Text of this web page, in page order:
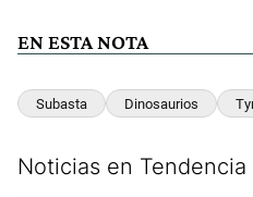
EN ESTA NOTA
Subasta Dinosaurios
Noticias en Tendencia